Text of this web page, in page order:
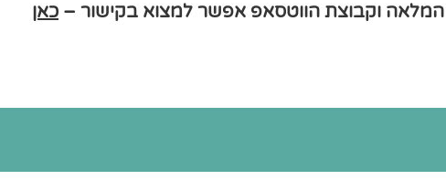
וקבוצת הווטסאפ אפשר למצוא בקישור – כאן